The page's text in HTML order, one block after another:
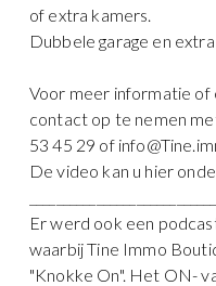
of extra kamers.
Dubbele garage en
Voor meer informatie of
contact op te nemen
53 45 29 of
De video kan u hier
Er werd ook een
waarbij Tine Immo
"Knokke On". Het ON-